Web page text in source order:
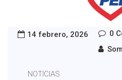
14 febrero, 2026
0
NOTICIAS